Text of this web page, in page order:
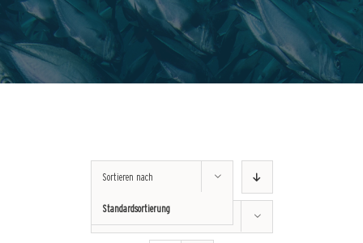
Sortieren nach
Standardsortierung